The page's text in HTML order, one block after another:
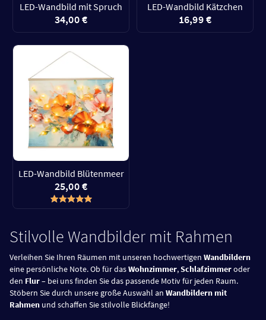
LED-Wandbild mit Spruch
34,00 €
LED-Wandbild Kätzchen
16,99 €
LED-Wandbild Blütenmeer
25,00 €
Stilvolle Wandbilder mit Rahmen
Verleihen Sie Ihren Räumen mit unseren hochwertigen Wandbildern
eine persönliche Note. Ob für dasWohnzimmer,Schlafzimmeroder
den Flur– bei uns finden Sie das passende Motiv für jeden Raum.
Stöbern Sie durch unsere große Auswahl an Wandbildern mit
Rahmen und schaffen Sie stilvolle Blickfänge!